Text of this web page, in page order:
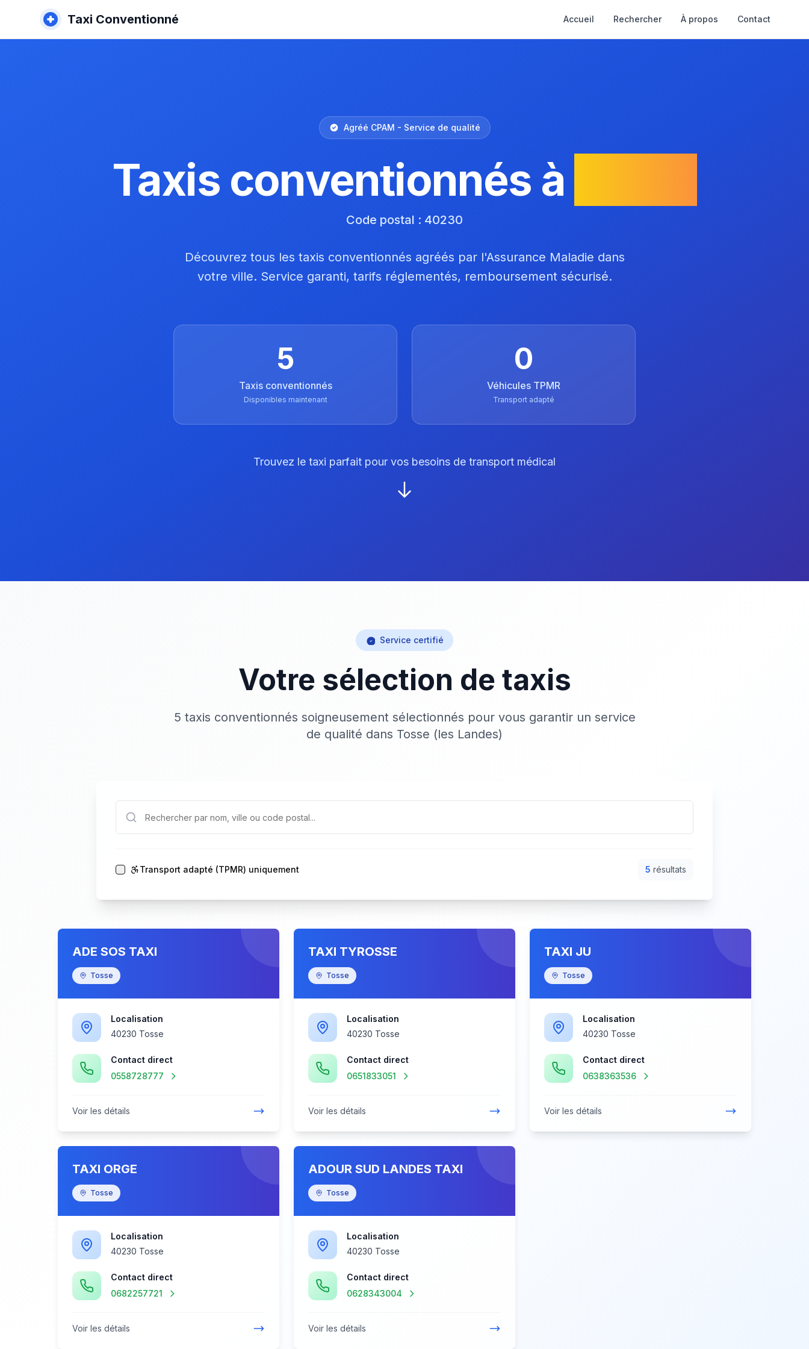
Taxi Conventionné Accueil Rechercher À propos Contact
Agréé CPAM - Service de qualité
Taxis conventionnés à
Code postal : 40230
Découvrez tous les taxis conventionnés agréés par l'Assurance Maladie dans
votre ville. Service garanti, tarifs réglementés, remboursement sécurisé.
5
Taxis conventionnés
Disponibles maintenant
0
Véhicules TPMR
Transport adapté
Trouvez le taxi parfait pour vos besoins de transport médical
Service certifié
Votre sélection de taxis
5 taxis conventionnés soigneusement sélectionnés pour vous garantir un service
de qualité dans Tosse (les Landes)
Transport adapté (TPMR) uniquement 5 résultats
ADE SOS TAXI
Tosse
Localisation
40230 Tosse
Contact direct
0558728777
Voir les détails
TAXI TYROSSE
Tosse
Localisation
40230 Tosse
Contact direct
0651833051
Voir les détails
TAXI JU
Tosse
Localisation
40230 Tosse
Contact direct
0638363536
Voir les détails
TAXI ORGE
Tosse
Localisation
40230 Tosse
Contact direct
0682257721
Voir les détails
ADOUR SUD LANDES TAXI
Tosse
Localisation
40230 Tosse
Contact direct
0628343004
Voir les détails